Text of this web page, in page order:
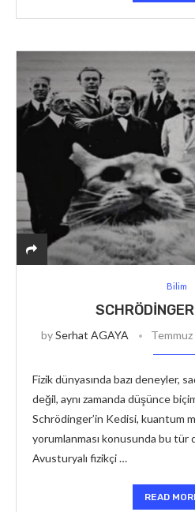
Bilim
bySerhat AGAYA
Fizik dünyasında bazı deneyler,
değil, aynı zamanda düşünce
Schrödinger’in Kedisi, kuantum
yorumlanması konusunda bu tür
Avusturyalı fizikçi …
READ